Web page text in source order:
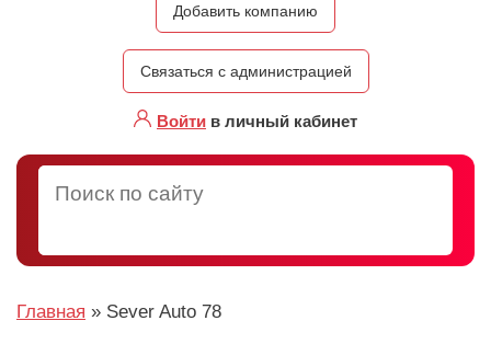
Добавить компанию
Связаться с администрацией
Войти в личный кабинет
Главная » Sever Auto 78